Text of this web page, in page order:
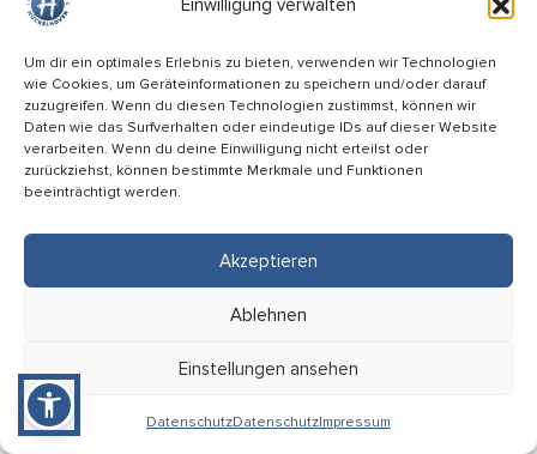
Um dir ein optimales Erlebnis zu bieten, verwenden wir Technologien
wie Cookies, um Geräteinformationen zu speichern und/oder darauf
zuzugreifen. Wenn du diesen Technologien zustimmst, können wir
Daten wie das Surfverhalten oder eindeutige IDs auf dieser Website
verarbeiten. Wenn du deine Einwilligung nicht erteilst oder
zurückziehst, können bestimmte Merkmale und Funktionen
beeinträchtigt werden.
Akzeptieren
Ablehnen
Einstellungen ansehen
DatenschutzDatenschutzImpressum
Wochenmarkt am Breteuilplatz
08:00 Uhr
Hückelhoven (Breteuilplatz)